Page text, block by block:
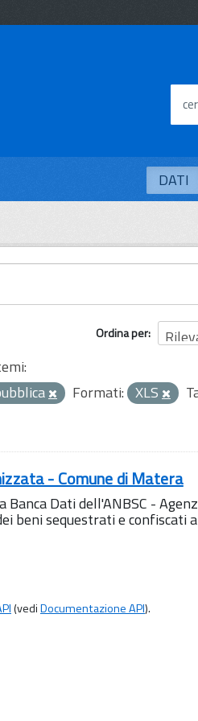
DATI
Ordina per
Formati: XLS
- Comune di Matera
Dati dell'ANBSC -
beni sequestrati e confiscati
(vediDocumentazione API).